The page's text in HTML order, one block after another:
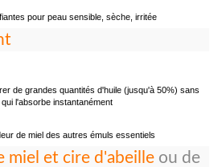
pour peau sensible, sèche, irritée
de grandes quantités d'huile (jusqu'à 50%) sans
l'absorbe instantanément
de miel des autres émuls essentiels
miel et cire d'abeille ou de